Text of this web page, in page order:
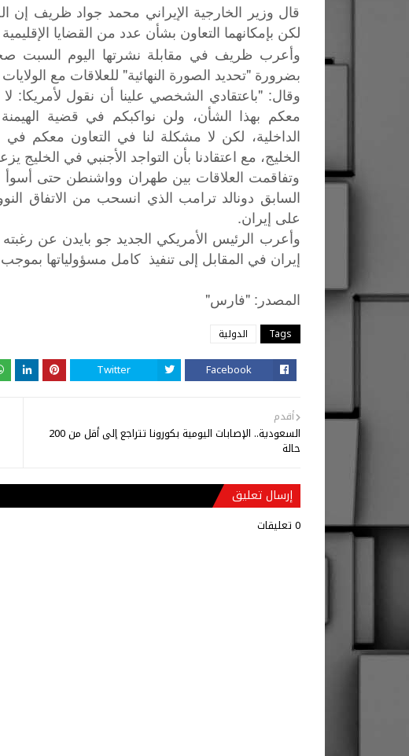
قال وزير الخارجية الإيراني محمد جواد ظريف إن
لكن بإمكانهما التعاون بشأن عدد من القضايا
وأعرب ظريف في مقابلة نشرتها اليوم السبت
بضرورة "تحديد الصورة النهائية" للعلاقات مع
وقال: "باعتقادي الشخصي علينا أن نقول لأمريكا:
معكم بهذا الشأن، ولن نواكبكم في قضية
الداخلية، لكن لا مشكلة لنا في التعاون معكم
الخليج، مع اعتقادنا بأن التواجد الأجنبي في الخليج
وتفاقمت العلاقات بين طهران وواشنطن حتى
على إيران.
وأعرب الرئيس الأمريكي الجديد جو بايدن عن
إيران في المقابل إلى تنفيذ كامل مسؤولياتها
المصدر : "فارس"
Tags الدولية
Facebook
Twitter
أقدم
السعودية.. الإصابات اليومية بكورونا تتراجع إلى أقل من 200
حالة
إرسال تعليق
0 تعليقات